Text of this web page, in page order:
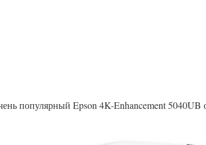
популярный Epson 4K-Enhancement 5040UB